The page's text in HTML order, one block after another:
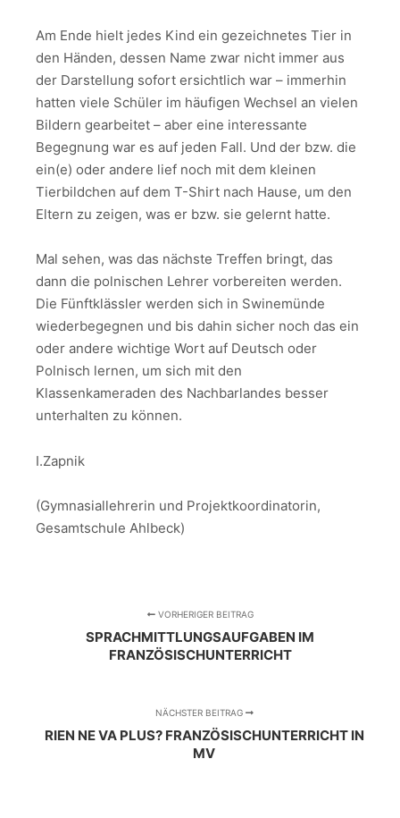
Am Ende hielt jedes Kind ein gezeichnetes Tier in
den Händen, dessen Name zwar nicht immer aus
der Darstellung sofort ersichtlich war – immerhin
hatten viele Schüler im häufigen Wechsel an vielen
Bildern gearbeitet – aber eine interessante
Begegnung war es auf jeden Fall. Und der bzw. die
ein(e) oder andere lief noch mit dem kleinen
Tierbildchen auf dem T-Shirt nach Hause, um den
Eltern zu zeigen, was er bzw. sie gelernt hatte.
Mal sehen, was das nächste Treffen bringt, das
dann die polnischen Lehrer vorbereiten werden.
Die Fünftklässler werden sich in Swinemünde
wiederbegegnen und bis dahin sicher noch das ein
oder andere wichtige Wort auf Deutsch oder
Polnisch lernen, um sich mit den
Klassenkameraden des Nachbarlandes besser
unterhalten zu können.
I.Zapnik
(Gymnasiallehrerin und Projektkoordinatorin,
Gesamtschule Ahlbeck)
VORHERIGER BEITRAG
SPRACHMITTLUNGSAUFGABEN IM
FRANZÖSISCHUNTERRICHT
NÄCHSTER BEITRAG
RIEN NE VA PLUS? FRANZÖSISCHUNTERRICHT IN
MV